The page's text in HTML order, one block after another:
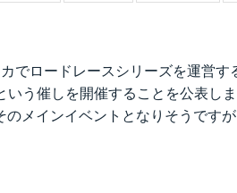
でロードレースシリーズを運営す
いう催しを開催することを公表し
メインイベントとなりそうです